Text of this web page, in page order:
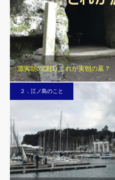
源実朝の謎(1) これが実朝の墓？
２．江ノ島のこと